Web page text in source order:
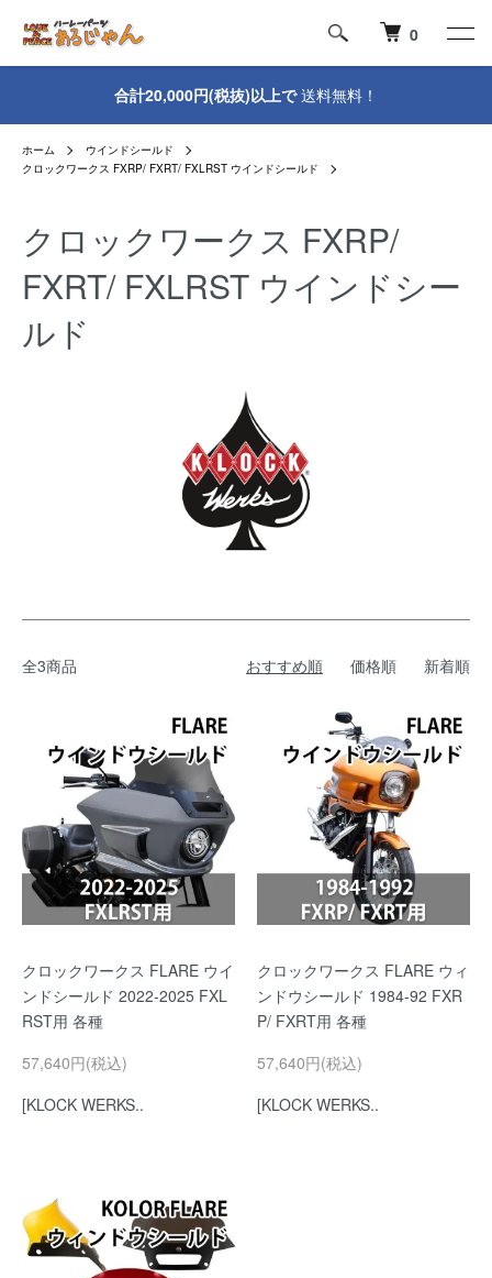
0
合計20,000円(税抜)以上で送料無料！
ホーム
ウインドシールド
クロックワークス FXRP/ FXRT/ FXLRST ウインドシールド
クロックワークス FXRP/
FXRT/ FXLRST ウインドシー
ルド
全3商品 おすすめ順 価格順 新着順
クロックワークス FLARE ウイ
ンドシールド 2022-2025 FXL
RST用 各種
57,640円(税込)
[KLOCK WERKS..
クロックワークス FLARE ウィ
ンドウシールド 1984-92 FXR
P/ FXRT用 各種
57,640円(税込)
[KLOCK WERKS..